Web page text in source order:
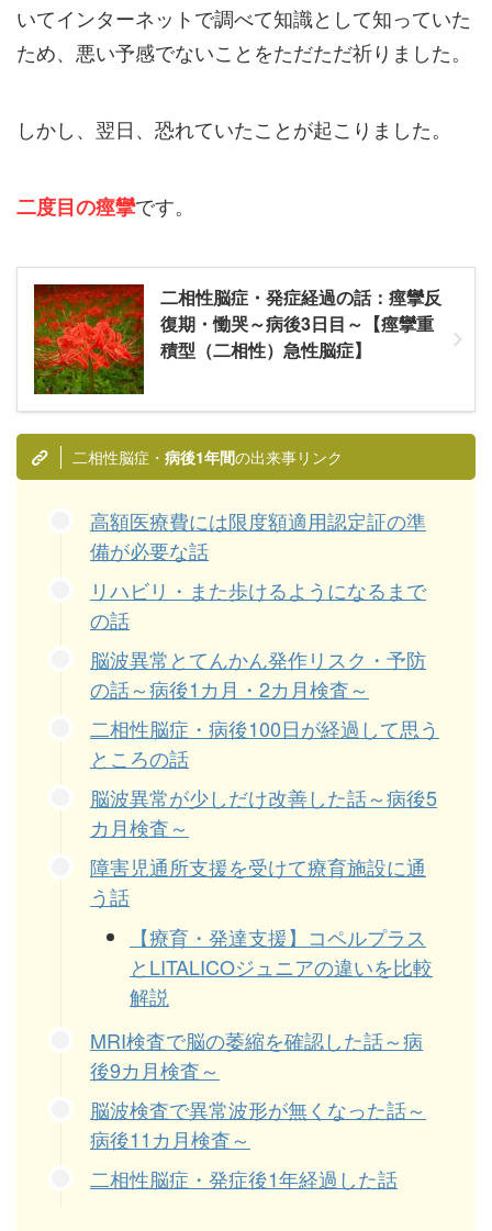
いてインターネットで調べて知識として知っていた
ため、悪い予感でないことをただただ祈りました。
しかし、翌日、恐れていたことが起こりました。
二度目の痙攣です。
二相性脳症・発症経過の話：痙攣反
復期・慟哭～病後3日目～【痙攣重
積型（二相性）急性脳症】
二相性脳症・ 病後1年間の出来事リンク
高額医療費には限度額適用認定証の準
備が必要な話
リハビリ・また歩けるようになるまで
の話
脳波異常とてんかん発作リスク・予防
の話～病後1カ月・2カ月検査～
二相性脳症・病後100日が経過して思う
ところの話
脳波異常が少しだけ改善した話～病後5
カ月検査～
障害児通所支援を受けて療育施設に通
う話
【療育・発達支援】コペルプラス
とLITALICOジュニアの違いを比較
解説
MRI検査で脳の萎縮を確認した話～病
後9カ月検査～
脳波検査で異常波形が無くなった話～
病後11カ月検査～
二相性脳症・発症後1年経過した話